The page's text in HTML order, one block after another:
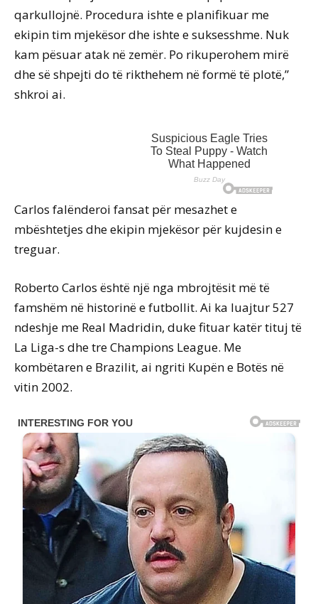
qarkullojnë. Procedura ishte e planifikuar me
ekipin tim mjekësor dhe ishte e suksesshme. Nuk
kam pësuar atak në zemër. Po rikuperohem mirë
dhe së shpejti do të rikthehem në formë të plotë,”
shkroi ai.
Carlos falënderoi fansat për mesazhet e
mbështetjes dhe ekipin mjekësor për kujdesin e
treguar.
Roberto Carlos është një nga mbrojtësit më të
famshëm në historinë e futbollit. Ai ka luajtur 527
ndeshje me Real Madridin, duke fituar katër tituj të
La Liga-s dhe tre Champions League. Me
kombëtaren e Brazilit, ai ngriti Kupën e Botës në
vitin 2002.